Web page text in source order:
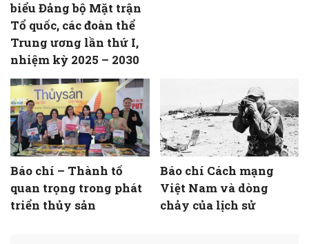
biểu Đảng bộ Mặt trận
Tổ quốc, các đoàn thể
Trung ương lần thứ I,
nhiệm kỳ 2025 – 2030
Báo chí – Thành tố
quan trọng trong phát
triển thủy sản
Báo chí Cách mạng
Việt Nam và dòng
chảy của lịch sử